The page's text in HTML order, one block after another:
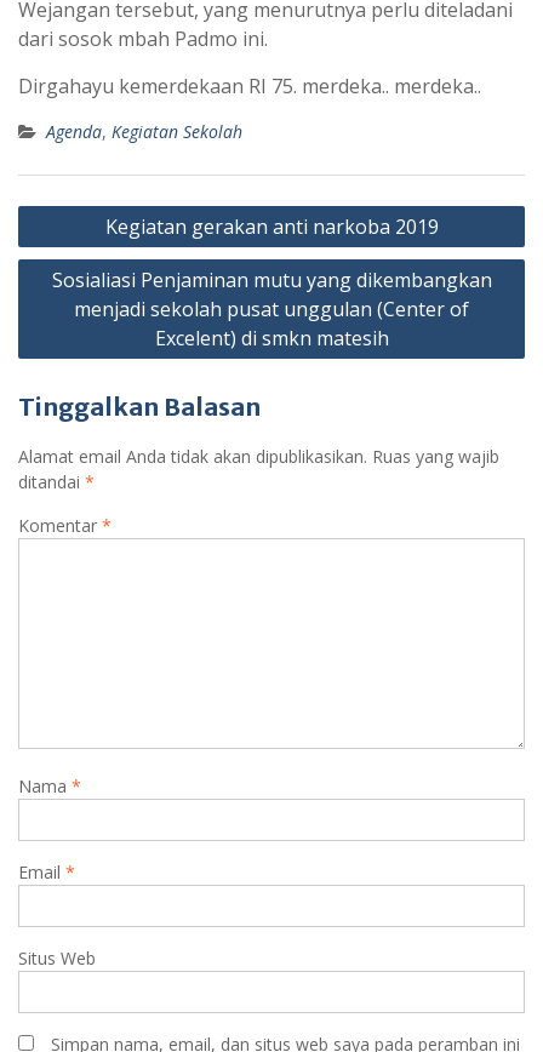
Wejangan tersebut, yang menurutnya perlu diteladani
dari sosok mbah Padmo ini.
Dirgahayu kemerdekaan RI 75. merdeka.. merdeka..
Agenda, Kegiatan Sekolah
Navigasi
pos
Kegiatan gerakan anti narkoba 2019
Sosialiasi Penjaminan mutu yang dikembangkan
menjadi sekolah pusat unggulan (Center of
Excelent) di smkn matesih
Tinggalkan Balasan
Alamat email Anda tidak akan dipublikasikan. Ruas yang wajib
ditandai *
Komentar *
Nama *
Email *
Situs Web
Simpan nama, email, dan situs web saya pada peramban ini